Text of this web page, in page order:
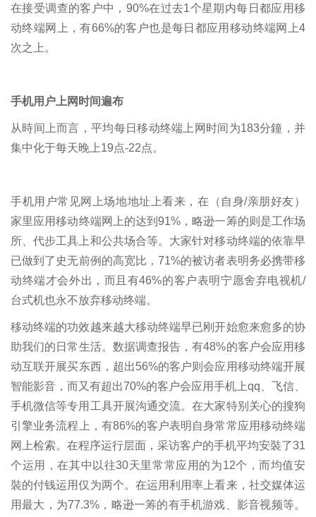
在接受调查的客户中，90%在过去1个星期内每日都应用移
动终端网上，有66%的客户也是每日都应用移动终端网上4
次之上。
手机用户上网时间遍布
从時间上而言，平均每日移动终端上网时间为183分鐘，并
集中化于每天晚上19点-22点。
手机用户常见网上场地地址上看来，在（自身/亲朋好友）
家里应用移动终端网上的达到91%，略逊一筹的则是工作场
所、代步工具上和公共场合等。大家针对移动终端的依靠早
已做到了史无前例的高宽比，71%的被访者表明务必携带移
动终端才会外出，而且有46%的客户表明宁愿舍弃电视机/
台式机也永不放弃移动终端。
移动终端的功效越来越大移动终端早已刚开始愈来愈多的协
助我们的日常生活。数据调查报告，有48%的客户会应用移
动互联开展买东西，超出56%的客户则会应用移动终端开展
智能影音，而又有超出70%的客户会应用手机上qq、飞信、
手机微信等专用工具开展沟通交流。在大家特别关心的搜狗
引擎业务流程上，有86%的客户表明自身常常应用移动终端
网上检索。在程序运行层面，采访客户的手机平均安裝了31
个运用，在其中以往30天里常常应用的为12个，而均值安
裝的付钱运用仅为两个。在运用利用率上看来，社交媒体运
用最大，为77.3%，略逊一筹的有手机游戏、影音视频等。